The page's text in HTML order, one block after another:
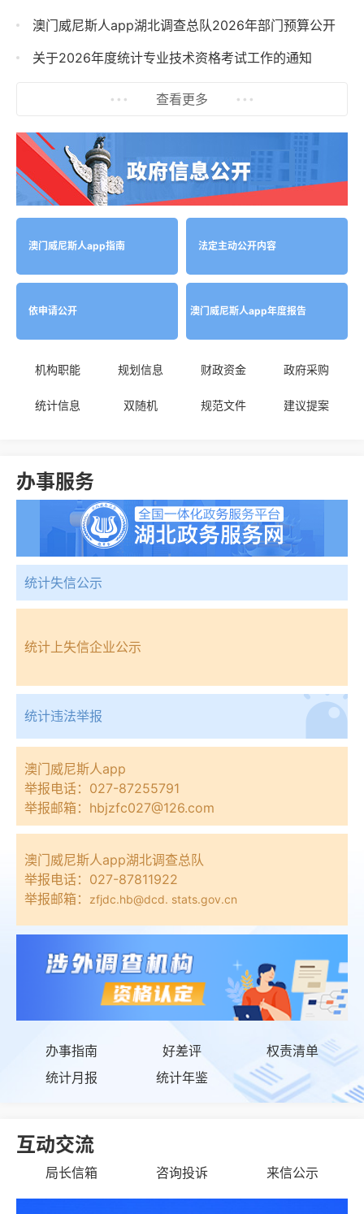
澳门威尼斯人app湖北调查总队2026年部门预算公开
关于2026年度统计专业技术资格考试工作的通知
查看更多
澳门威尼斯人app指南 法定主动公开内容
依申请公开 澳门威尼斯人app年度报告
机构职能 规划信息 财政资金 政府采购
统计信息 双随机 规范文件 建议提案
办事服务
统计失信公示
统计上失信企业公示
统计违法举报
澳门威尼斯人app
举报电话：027-87255791
举报邮箱：hbjzfc027@126.com
澳门威尼斯人app湖北调查总队
举报电话：027-87811922
举报邮箱：
zfjdc.hb@dcd. stats.gov.cn
办事指南 好差评
权责清单
统计月报
统计年鉴
互动交流
局长信箱 咨询投诉 来信公示